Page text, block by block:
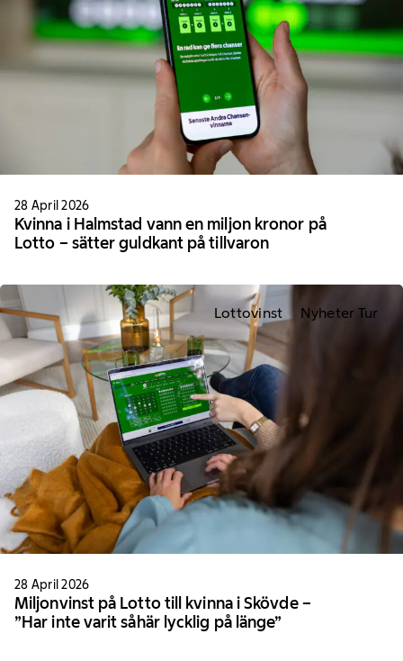
28 April 2026
Kvinna i Halmstad vann en miljon kronor på
Lotto – sätter guldkant på tillvaron
Lottovinst Nyheter Tur
28 April 2026
Miljonvinst på Lotto till kvinna i Skövde –
”Har inte varit såhär lycklig på länge”